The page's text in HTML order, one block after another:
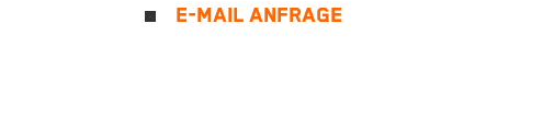
E-MAIL ANFRAGE